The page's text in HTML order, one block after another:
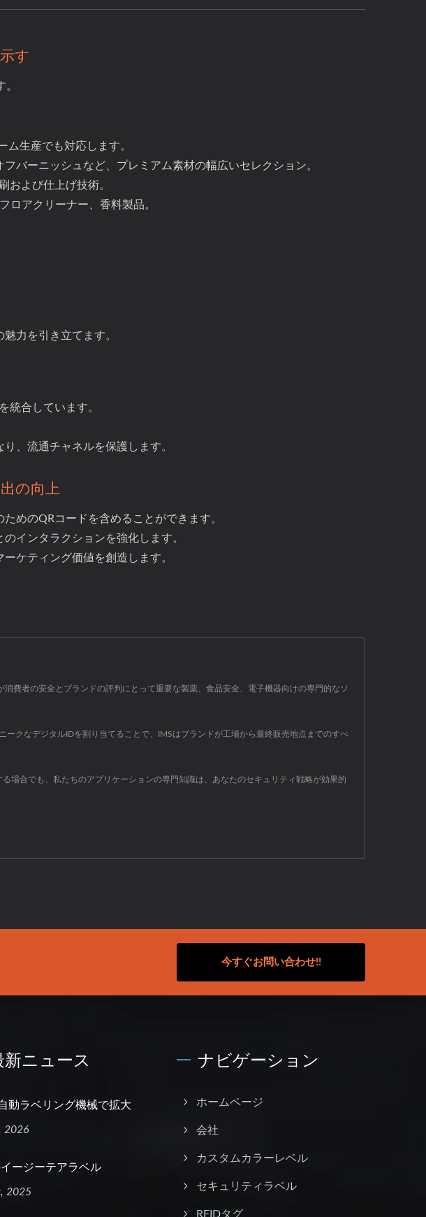
す
生産でも対応します。
バーニッシュなど、プレミアム素材の幅広いセレクション。
および仕上げ技術。
ロアクリーナー、香料製品。
力を引き立てます。
統合しています。
、流通チャネルを保護します。
の向上
めのQRコードを含めることができます。
インタラクションを強化します。
ケティング価値を創造します。
費者の安全とブランドの評判にとって重要な製薬、食品安全、電子機器向けの専門的なソ
クなデジタルIDを割り当てることで、IMSはブランドが工場から最終販売地点までのすべ
場合でも、私たちのアプリケーションの専門知識は、あなたのセキュリティ戦略が効果的
今すぐお問い合わせ!!
新ニュース
動ラベリング機械で拡大
2026
ージーテアラベル
2025
ナビゲーション
ホームページ
会社
カスタムカラーレベル
セキュリティラベル
RFIDタグ